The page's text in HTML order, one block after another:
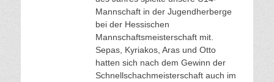
Mannschaft in der Jugendherberge
bei der Hessischen
Mannschaftsmeisterschaft mit.
Sepas, Kyriakos, Aras und Otto
hatten sich nach dem Gewinn der
Schnellschachmeisterschaft auch im